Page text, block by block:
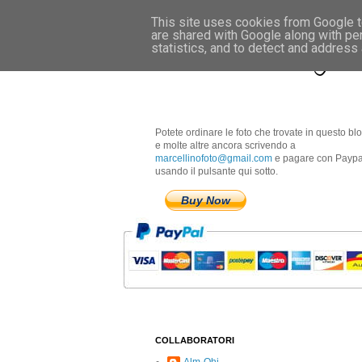
Marcellino
Potete ordinare le foto che trovate in questo
e molte altre ancora scrivendo a
marcellinofoto@gmail.com e pagare con
usando il pulsante qui sotto.
Buy Now
COLLABORATORI
This site uses cookies from Google
are shared with Google along with
statistics, and to detect and address